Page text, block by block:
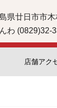
県廿日市市
わ
店舗アク